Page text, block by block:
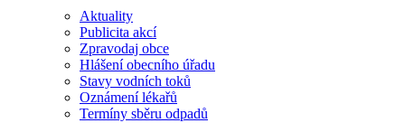
Aktuality
Publicita akcí
Zpravodaj obce
Hlášení obecního úřadu
Stavy vodních toků
Oznámení lékařů
Termíny sběru odpadů